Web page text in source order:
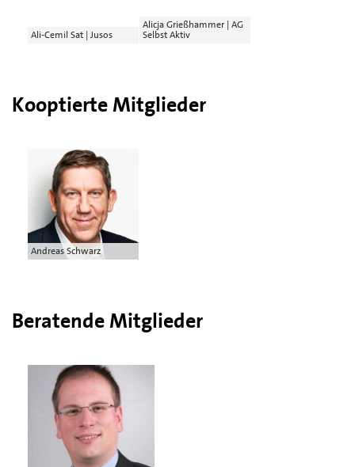
Ali-Cemil Sat | Jusos
Alicja Grießhammer | AG
Selbst Aktiv
Kooptierte Mitglieder
Andreas Schwarz
Beratende Mitglieder